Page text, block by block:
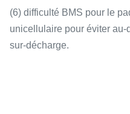
(6) difficulté BMS pour le
unicellulaire pour éviter
sur-décharge.